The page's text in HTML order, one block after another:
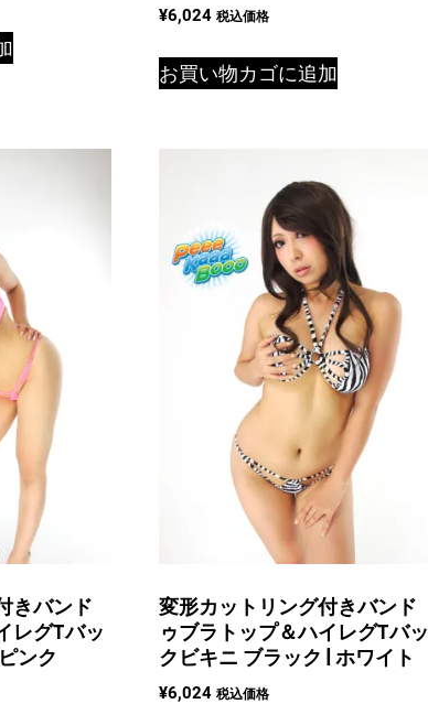
5段階
の評価
¥6,024 税込価格
お買い物カゴに追加
きバンド
レグTバッ
ンク
変形カットリング付きバンド
ゥブラトップ＆ハイレグTバッ
クビキニ ブラック | ホワイト
¥6,024 税込価格